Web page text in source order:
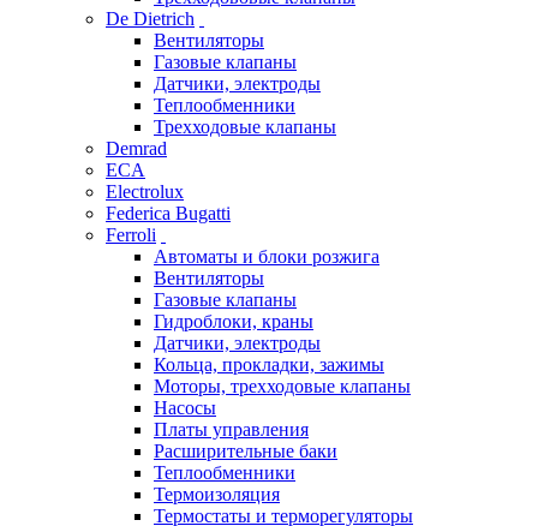
De Dietrich
Вентиляторы
Газовые клапаны
Датчики, электроды
Теплообменники
Трехходовые клапаны
Demrad
ECA
Electrolux
Federica Bugatti
Ferroli
Автоматы и блоки розжига
Вентиляторы
Газовые клапаны
Гидроблоки, краны
Датчики, электроды
Кольца, прокладки, зажимы
Моторы, трехходовые клапаны
Насосы
Платы управления
Расширительные баки
Теплообменники
Термоизоляция
Термостаты и терморегуляторы